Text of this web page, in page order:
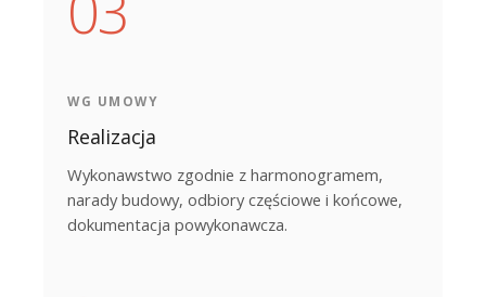
WG UMOWY
Realizacja
Wykonawstwo zgodnie z harmonogramem,
narady budowy, odbiory częściowe i końcowe,
dokumentacja powykonawcza.